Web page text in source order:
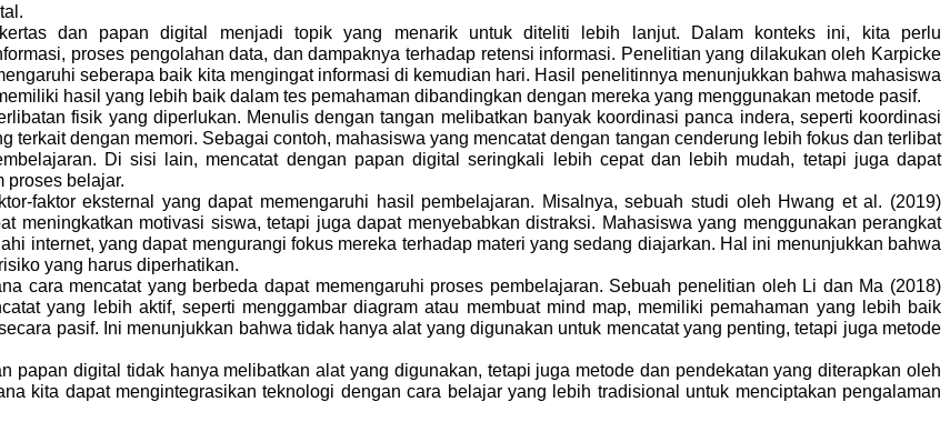
dan papan digital menjadi topik yang menarik untuk diteliti lebih lanjut. Dalam konteks ini, kita perlu
proses pengolahan data, dan dampaknya terhadap retensi informasi. Penelitian yang dilakukan oleh Karpicke
seberapa baik kita mengingat informasi di kemudian hari. Hasil penelitinnya menunjukkan bahwa mahasiswa
hasil yang lebih baik dalam tes pemahaman dibandingkan dengan mereka yang menggunakan metode pasif.
fisik yang diperlukan. Menulis dengan tangan melibatkan banyak koordinasi panca indera, seperti koordinasi
terkait dengan memori. Sebagai contoh, mahasiswa yang mencatat dengan tangan cenderung lebih fokus dan terlibat
Di sisi lain, mencatat dengan papan digital seringkali lebih cepat dan lebih mudah, tetapi juga dapat
proses belajar.
faktor eksternal yang dapat memengaruhi hasil pembelajaran. Misalnya, sebuah studi oleh Hwang et al. (2019)
meningkatkan motivasi siswa, tetapi juga dapat menyebabkan distraksi. Mahasiswa yang menggunakan perangkat
internet, yang dapat mengurangi fokus mereka terhadap materi yang sedang diajarkan. Hal ini menunjukkan bahwa
yang harus diperhatikan.
cara mencatat yang berbeda dapat memengaruhi proses pembelajaran. Sebuah penelitian oleh Li dan Ma (2018)
yang lebih aktif, seperti menggambar diagram atau membuat mind map, memiliki pemahaman yang lebih baik
pasif. Ini menunjukkan bahwa tidak hanya alat yang digunakan untuk mencatat yang penting, tetapi juga metode
papan digital tidak hanya melibatkan alat yang digunakan, tetapi juga metode dan pendekatan yang diterapkan oleh
kita dapat mengintegrasikan teknologi dengan cara belajar yang lebih tradisional untuk menciptakan pengalaman